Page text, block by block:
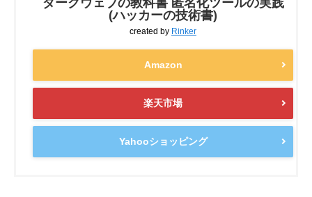
(ハッカーの技術書)
created by Rinker
Amazon
楽天市場
Yahooショッピング